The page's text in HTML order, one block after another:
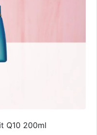
Q10 200ml